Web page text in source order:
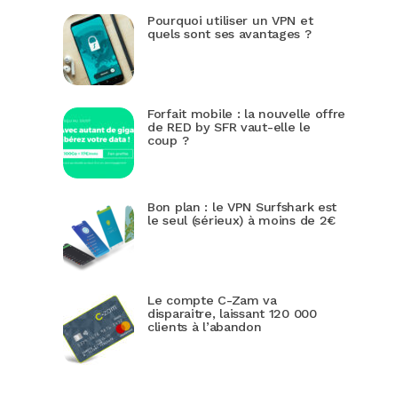
Pourquoi utiliser un VPN et
quels sont ses avantages ?
Forfait mobile : la nouvelle offre
de RED by SFR vaut-elle le
coup ?
Bon plan : le VPN Surfshark est
le seul (sérieux) à moins de 2€
Le compte C-Zam va
disparaitre, laissant 120 000
clients à l’abandon